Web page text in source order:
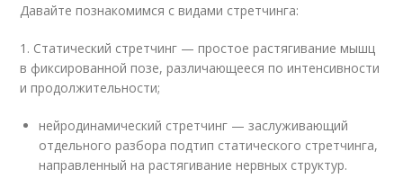
Давайте познакомимся с видами стретчинга:
1. Статический стретчинг — простое растягивание мышц
в фиксированной позе, различающееся по интенсивности
и продолжительности;
нейродинамический стретчинг — заслуживающий
отдельного разбора подтип статического стретчинга,
направленный на растягивание нервных структур.